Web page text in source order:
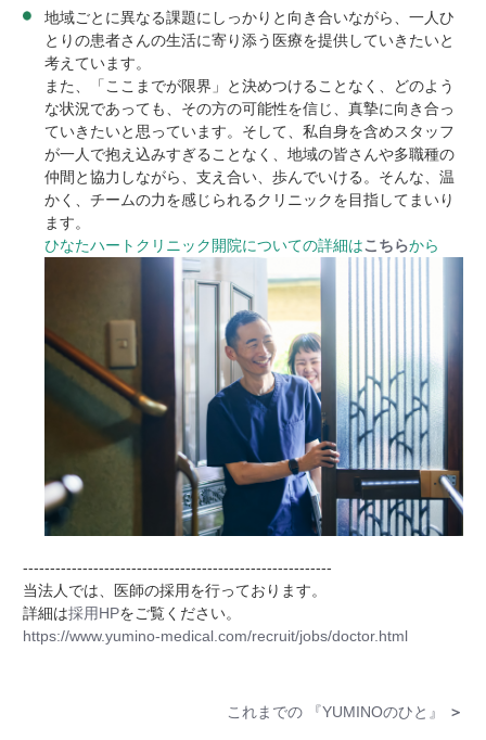
地域ごとに異なる課題にしっかりと向き合いながら、一人ひ
とりの患者さんの生活に寄り添う医療を提供していきたいと
考えています。
また、「ここまでが限界」と決めつけることなく、どのよう
な状況であっても、その方の可能性を信じ、真摯に向き合っ
ていきたいと思っています。そして、私自身を含めスタッフ
が一人で抱え込みすぎることなく、地域の皆さんや多職種の
仲間と協力しながら、支え合い、歩んでいける。そんな、温
かく、チームの力を感じられるクリニックを目指してまいり
ます。
ひなたハートクリニック開院についての詳細はこちらから
---------------------------------------------------------
当法人では、医師の採用を行っております。
詳細は採用HPをご覧ください。
https://www.yumino-medical.com/recruit/jobs/doctor.html
これまでの 『YUMINOのひと』 ＞